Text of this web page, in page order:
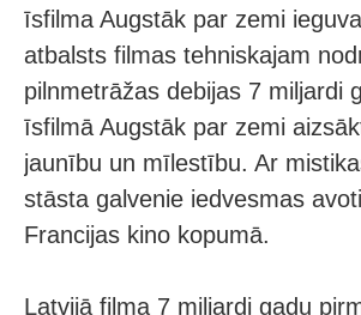
īsfilma Augstāk par zemi
atbalsts filmas tehniskajam
pilnmetrāžas debijas 7 miljardi
īsfilmā Augstāk par zemi
jaunību un mīlestību. Ar
stāsta galvenie iedvesmas
Francijas kino kopumā.
Latvijā filma 7 miljardi gadu